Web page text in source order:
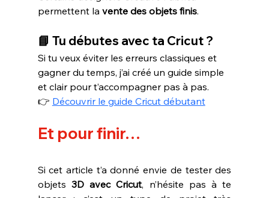
permettent la vente des objets finis.
📘 Tu débutes avec ta Cricut ?
Si tu veux éviter les erreurs classiques et
gagner du temps, j’ai créé un guide simple
et clair pour t’accompagner pas à pas.
👉 Découvrir le guide Cricut débutant
Et pour finir…
Si cet article t’a donné envie de tester des
objets 3D avec Cricut, n’hésite pas à te